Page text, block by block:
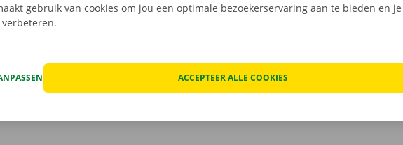
gebruik van cookies om jou een optimale bezoekerservaring aan te bieden en je
ACCEPTEER ALLE COOKIES